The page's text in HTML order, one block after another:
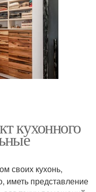
кухонного
своих кухонь,
иметь представление